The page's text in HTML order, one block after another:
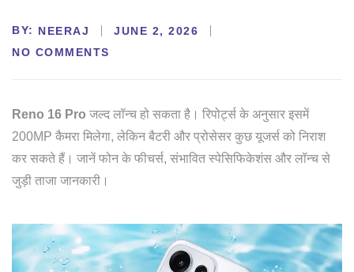
BY: NEERAJ
JUNE 2, 2026
NO COMMENTS
Reno 16 Pro जल्द लॉन्च हो सकता है। रिपोर्ट्स के अनुसार इसमें
200MP कैमरा मिलेगा, लेकिन बैटरी और प्रोसेसर कुछ यूजर्स को निराश
कर सकते हैं। जानें फोन के फीचर्स, संभावित स्पेसिफिकेशंस और लॉन्च से
जुड़ी ताजा जानकारी।